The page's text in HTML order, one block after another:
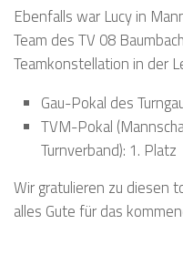
Ebenfalls war Lucy in
Team des TV 08
Teamkonstellation in der
Gau-Pokal des
TVM-Pokal
Turnverband): 1. Platz
Wir gratulieren zu diesen
alles Gute für das